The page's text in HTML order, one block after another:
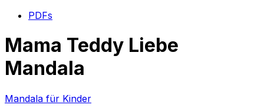
PDFs
Mama Teddy Liebe
Mandala
Mandala für Kinder